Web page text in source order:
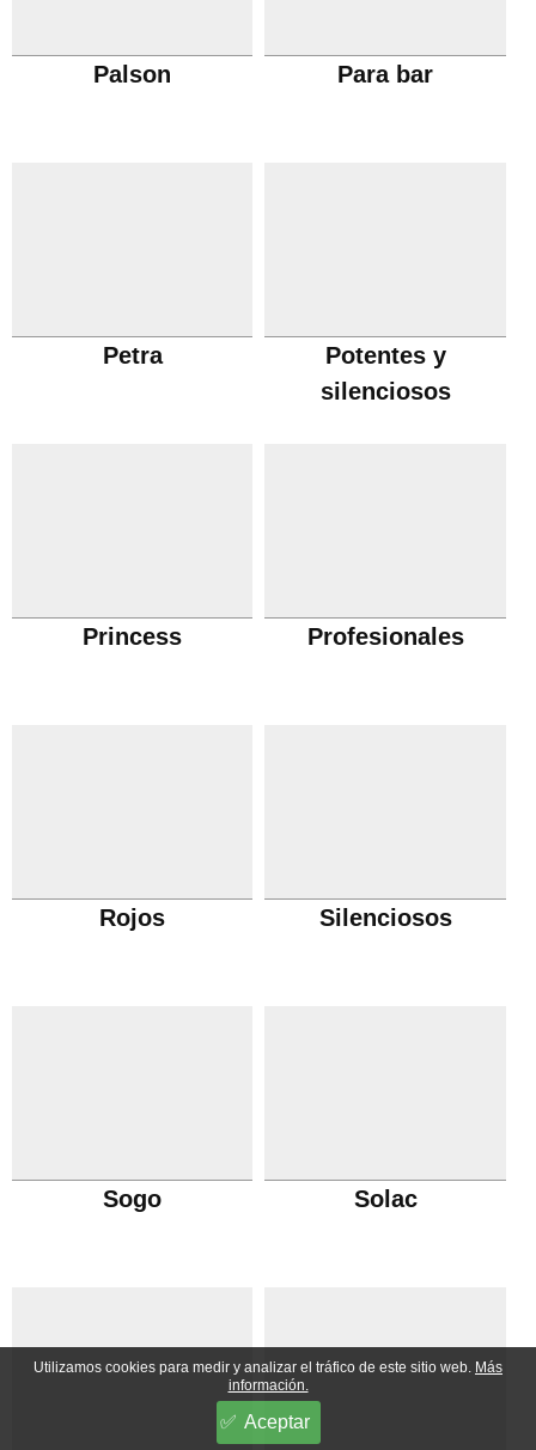
Palson Para bar
Petra
Potentes y
silenciosos
Princess Profesionales
Rojos Silenciosos
Sogo Solac
Utilizamos cookies para medir y analizar el tráfico de este sitio web. Más
información.
Aceptar